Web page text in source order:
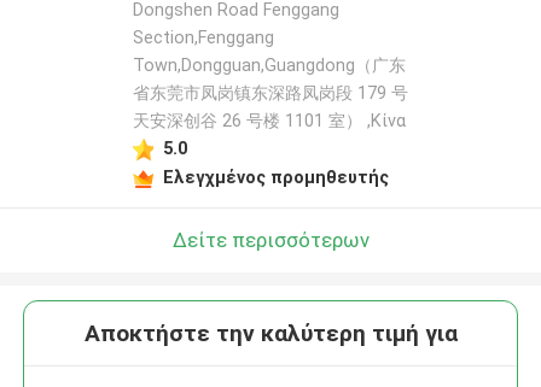
Dongshen Road Fenggang
Section,Fenggang
Town,Dongguan,Guangdong（广东
省东莞市凤岗镇东深路凤岗段 179 号
天安深创谷 26 号楼 1101 室） ,Κίνα
5.0
Ελεγχμένος προμηθευτής
Δείτε περισσότερων
Αποκτήστε την καλύτερη τιμή για